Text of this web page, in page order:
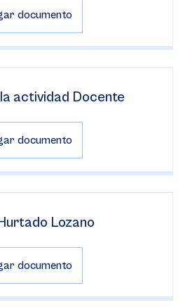
documento
actividad Docente
documento
Lozano
documento